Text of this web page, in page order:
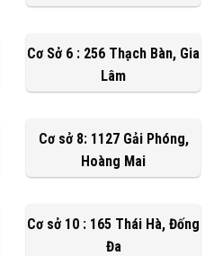
Cơ Sở 6 : 256 Thạch Bàn, Gia
Lâm
Cơ sở 8: 1127 Gải Phóng,
Hoàng Mai
Cơ sở 10 : 165 Thái Hà, Đống
Đa